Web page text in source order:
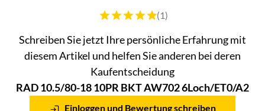
Bewertung: 5 von 5 (1 Bewertungen)
(1)
Schreiben Sie jetzt Ihre persönliche Erfahrung mit
diesem Artikel und helfen Sie anderen bei deren
Kaufentscheidung
RAD 10.5/80-18 10PR BKT AW702 6Loch/ET0/A2
Einloggen und Bewertung schreiben